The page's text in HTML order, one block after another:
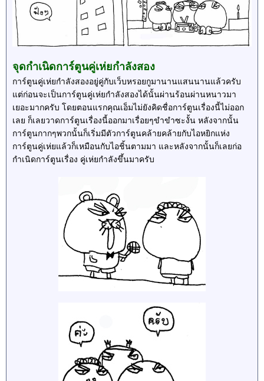
จุดกำเนิดการ์ตูนคู่เห่ยกำลังสอง
การ์ตูนคู่เห่ยกำลังสองอยู่คู่กับเว็บหรอยกูมานานแสนนานแล้วครับ
แต่ก่อนจะเป็นการ์ตูนคู่เห่ยกำลังสองได้นั้นผ่านร้อนผ่านหนาวมา
เยอะมากครับ โดยตอนแรกคุณเอ็มไม่ยังคิดชื่อการ์ตูนเรื่องนี้ไม่ออก
เลย ก็เลยวาดการ์ตูนเรื่องนี้ออกมาเรื่อยๆขำขำซะงั้น หลังจากนั้น
การ์ตูนกากๆพวกนั้นก็เริ่มมีตัวการ์ตูนคล้ายคล้ายกับไอหยิกแห่ง
การ์ตูนคู่เห่ยแล้วก็เหมือนกับไอชิ้นตามมา และหลังจากนั้นก็เลยก่อ
กำเนิดการ์ตูนเรื่อง คู่เห่ยกำลังขึ้นมาครับ